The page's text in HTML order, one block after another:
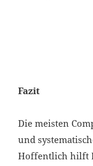
Fazit
Die meisten
und
Hoffentlich hilft